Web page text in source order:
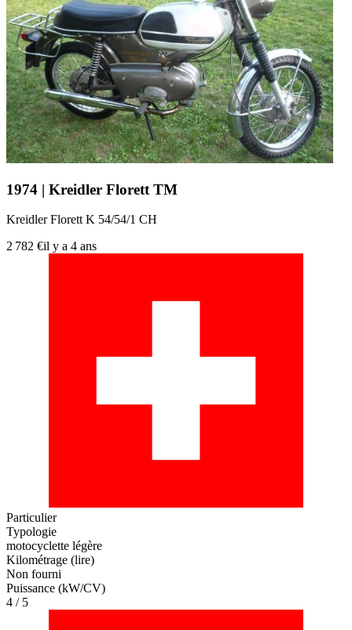
1974 | Kreidler Florett TM
Kreidler Florett K 54/54/1 CH
2 782 €il y a 4 ans
Particulier
Typologie
motocyclette légère
Kilométrage (lire)
Non fourni
Puissance (kW/CV)
4 / 5